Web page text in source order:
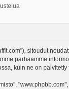
sitoudut
parhaamme
kuin ne on päivitetty